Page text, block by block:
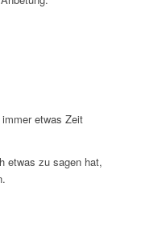
etwas Zeit
etwas zu sagen hat,